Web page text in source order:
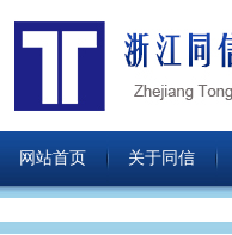
网站首页 关于同信